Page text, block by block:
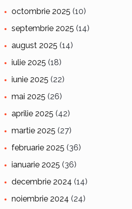
octombrie 2025 (10)
septembrie 2025 (14)
august 2025 (14)
iulie 2025 (18)
iunie 2025 (22)
mai 2025 (26)
aprilie 2025 (42)
martie 2025 (27)
februarie 2025 (36)
ianuarie 2025 (36)
decembrie 2024 (14)
noiembrie 2024 (24)